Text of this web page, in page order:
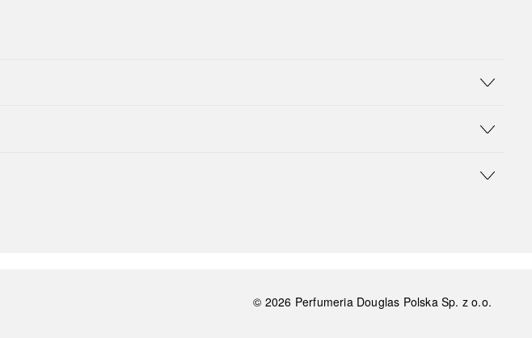
© 2026 Perfumeria Douglas Polska Sp. z o.o.